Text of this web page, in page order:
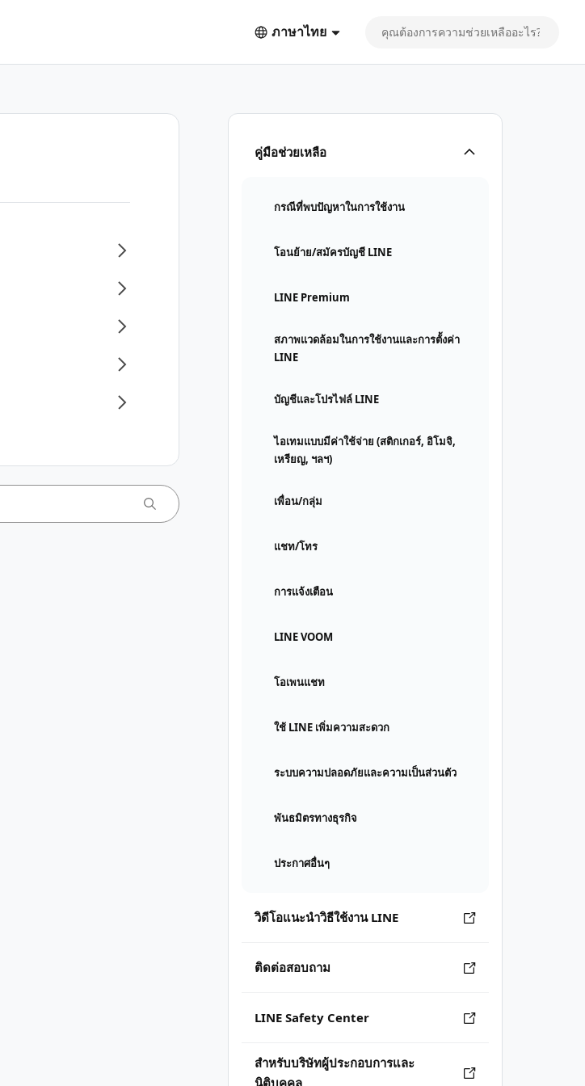
ภาษาไทย
คู่มือช่วยเหลือ
กรณีที่พบปัญหาในการใช้งาน
โอนย้าย/สมัครบัญชี LINE
LINE Premium
สภาพแวดล้อมในการใช้งานและการตั้งค่า
LINE
บัญชีและโปรไฟล์ LINE
ไอเทมแบบมีค่าใช้จ่าย (สติกเกอร์, อิโมจิ,
เหรียญ, ฯลฯ)
เพื่อน/กลุ่ม
แชท/โทร
การแจ้งเตือน
LINE VOOM
โอเพนแชท
ใช้ LINE เพิ่มความสะดวก
ระบบความปลอดภัยและความเป็นส่วนตัว
พันธมิตรทางธุรกิจ
ประกาศอื่นๆ
วิดีโอแนะนำวิธีใช้งาน LINE
ติดต่อสอบถาม
LINE Safety Center
สำหรับบริษัทผู้ประกอบการและ
นิติบุคคล